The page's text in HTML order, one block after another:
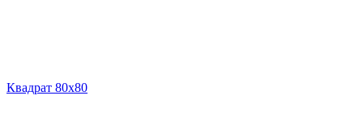
Квадрат 80х80